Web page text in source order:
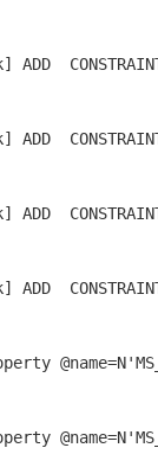
ADD
ADD
ADD
ADD